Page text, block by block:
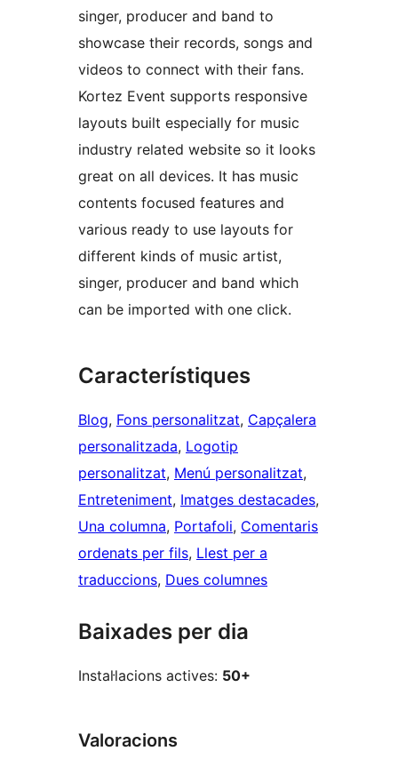
singer, producer and band to
showcase their records, songs and
videos to connect with their fans.
Kortez Event supports responsive
layouts built especially for music
industry related website so it looks
great on all devices. It has music
contents focused features and
various ready to use layouts for
different kinds of music artist,
singer, producer and band which
can be imported with one click.
Característiques
Blog, Fons personalitzat, Capçalera
personalitzada, Logotip
personalitzat, Menú personalitzat
Entreteniment, Imatges destacades
Una columna, Portafoli, Comentaris
ordenats per fils, Llest per a
traduccions, Dues columnes
Baixades per dia
Instal·lacions actives: 50+
Valoracions